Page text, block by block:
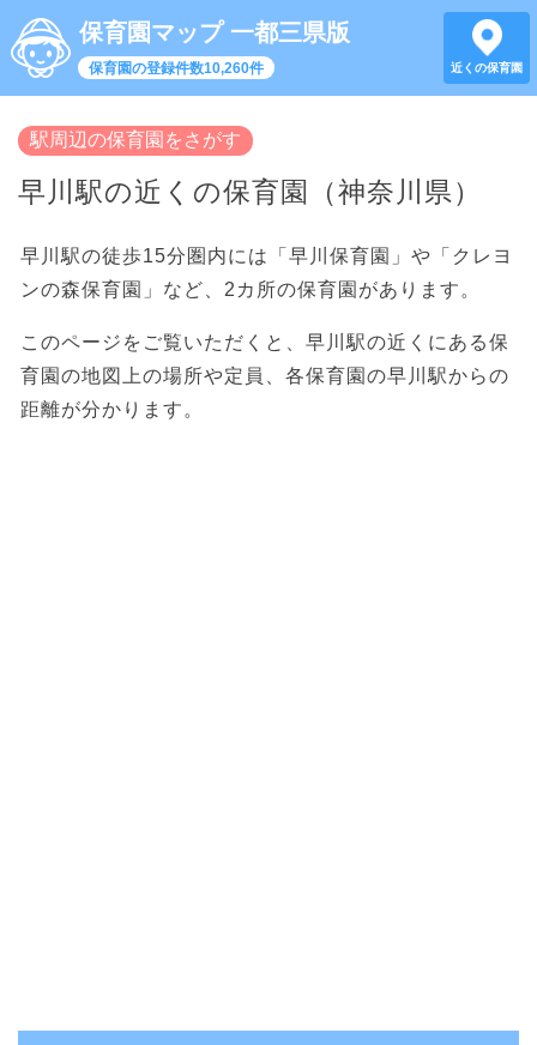
保育園マップ 一都三県版
保育園の登録件数10,260件 近くの保育園
駅周辺の保育園をさがす
早川駅の近くの保育園（神奈川県）
早川駅の徒歩15分圏内には「早川保育園」や「クレヨ
ンの森保育園」など、2カ所の保育園があります。
このページをご覧いただくと、早川駅の近くにある保
育園の地図上の場所や定員、各保育園の早川駅からの
距離が分かります。